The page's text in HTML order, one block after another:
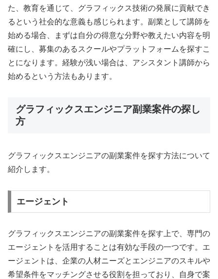
た、教育を通じて、グラフィックス技術の発展に貢献でき
るという社会的な意義も感じられます。副業として講師を
始める場合、まずは自分の得意な分野や教えたい内容を明
確にし、募集のあるスクールやプラットフォームを探すこ
とになります。経験が浅い場合は、アシスタント講師から
始めるという方法もあります。
グラフィックスエンジニア副業案件の探し
方
グラフィックスエンジニアの副業案件を探す方法について
紹介します。
エージェント
グラフィックスエンジニアの副業案件を探す上で、専門の
エージェントを活用することは有効な手段の一つです。エ
ージェントは、企業の人材ニーズとエンジニアのスキルや
希望条件をマッチングさせる役割を担っており、自身で案